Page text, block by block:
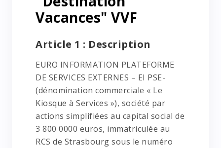
Vacances" VVF
Article 1 : Description
EURO INFORMATION PLATEFORME
DE SERVICES EXTERNES – EI PSE-
(dénomination commerciale « Le
Kiosque à Services »), société par
actions simplifiées au capital social de
3 800 0000 euros, immatriculée au
RCS de Strasbourg sous le numéro